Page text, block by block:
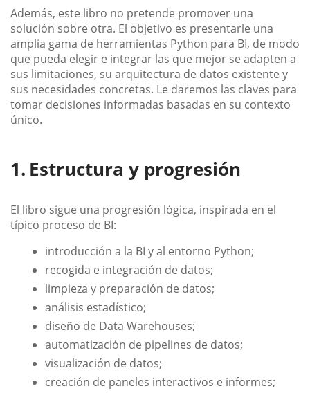
Además, este libro no pretende promover una
solución sobre otra. El objetivo es presentarle una
amplia gama de herramientas Python para BI, de modo
que pueda elegir e integrar las que mejor se adapten a
sus limitaciones, su arquitectura de datos existente y
sus necesidades concretas. Le daremos las claves para
tomar decisiones informadas basadas en su contexto
único.
Estructura y progresión
El libro sigue una progresión lógica, inspirada en el
típico proceso de BI:
introducción a la BI y al entorno Python;
recogida e integración de datos;
limpieza y preparación de datos;
análisis estadístico;
diseño de Data Warehouses;
automatización de pipelines de datos;
visualización de datos;
creación de paneles interactivos e informes;